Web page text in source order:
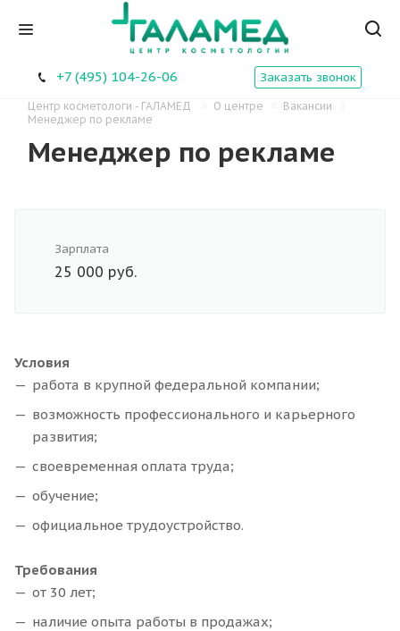
+7 (495) 104-26-06 Заказать звонок
Центр косметологи - ГАЛАМЕД О центре
Вакансии
Менеджер по рекламе
Менеджер по рекламе
Зарплата
25 000 руб.
Условия
работа в крупной федеральной компании;
возможность профессионального и карьерного
развития;
своевременная оплата труда;
обучение;
официальное трудоустройство.
Требования
от 30 лет;
наличие опыта работы в продажах;